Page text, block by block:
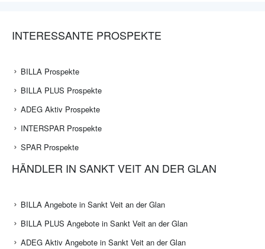
INTERESSANTE PROSPEKTE
BILLA Prospekte
BILLA PLUS Prospekte
ADEG Aktiv Prospekte
INTERSPAR Prospekte
SPAR Prospekte
HÄNDLER IN SANKT VEIT AN DER GLAN
BILLA Angebote in Sankt Veit an der Glan
BILLA PLUS Angebote in Sankt Veit an der Glan
ADEG Aktiv Angebote in Sankt Veit an der Glan